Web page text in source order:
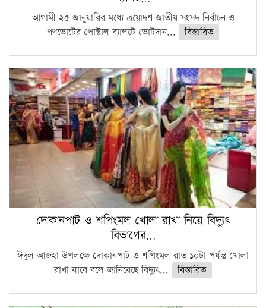
আগামী ২৫ জানুয়ারির মধ্যে ত্রয়োদশ জাতীয় সংসদ নির্বাচন ও
গণভোটের পোস্টাল ব্যালটে ভোটদান...
বিস্তারিত
দোকানপাট ও শপিংমল খোলা রাখা নিয়ে বিদ্যুৎ
বিভাগের…
ঈদুল আজহা উপলক্ষে দোকানপাট ও শপিংমল রাত ১০টা পর্যন্ত খোলা
রাখা যাবে বলে জানিয়েছে বিদ্যুৎ...
বিস্তারিত